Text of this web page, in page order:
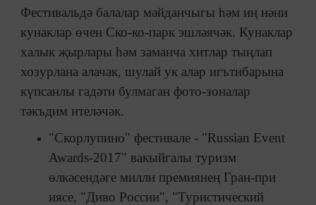
Фестивальдә балалар мәйданчыгы һәм иң нәни
кунаклар өчен Ско-ко-парк эшләячәк. Кунаклар
халык җырлары һәм заманча хитлар тыңлап
хозурлана алачак, шулай ук алар игътибарына
күпсанлы гадәти булмаган фото-зоналар
тәкъдим ителәчәк.
"Скорлупино" фестивале - "Russian Event
Awards-2017" вакыйгалы туризм
өлкәсендәге милли премиянең Гран-при
иясе, "Диво России", "Туристический